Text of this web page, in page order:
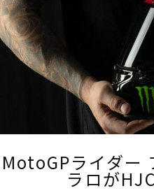
MotoGPライダー
ラロが